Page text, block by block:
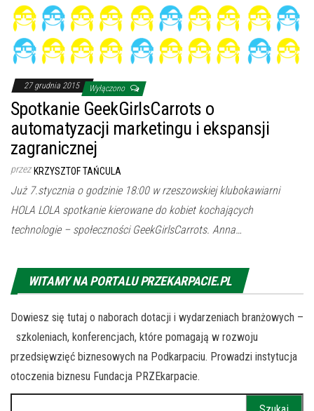
27 grudnia 2015 Wyłączono
Spotkanie GeekGirlsCarrots o
automatyzacji marketingu i ekspansji
zagranicznej
przez KRZYSZTOF TAŃCULA
Już 7.stycznia o godzinie 18:00 w rzeszowskiej klubokawiarni
HOLA LOLA spotkanie kierowane do kobiet kochających
technologie – społeczności GeekGirlsCarrots. Anna…
WITAMY NA PORTALU PRZEKARPACIE.PL
Dowiesz się tutaj o naborach dotacji i wydarzeniach branżowych –
szkoleniach, konferencjach, które pomagają w rozwoju
przedsięwzięć biznesowych na Podkarpaciu. Prowadzi instytucja
otoczenia biznesu Fundacja PRZEkarpacie.